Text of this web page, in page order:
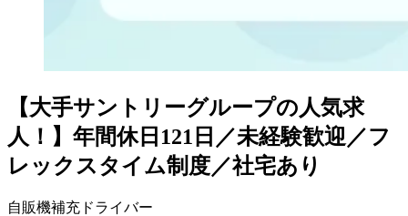
【大手サントリーグループの人気求
人！】年間休日121日／未経験歓迎／フ
レックスタイム制度／社宅あり
自販機補充ドライバー